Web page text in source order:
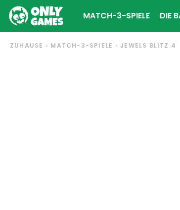
MATCH-3-SPIELE DIE
ZUHAUSE MATCH-3-SPIELE JEWELS BLITZ 4